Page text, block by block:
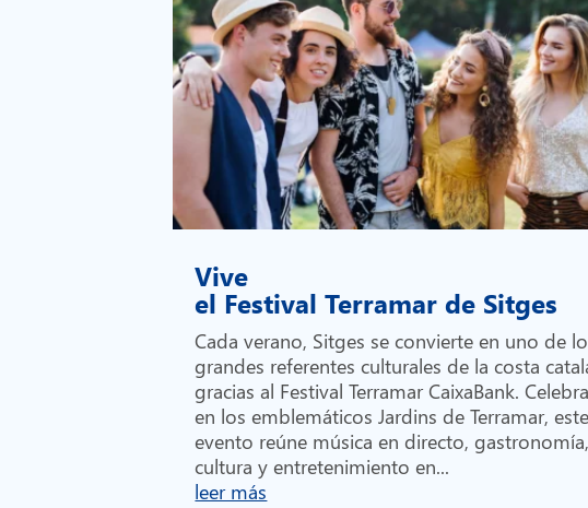
Vive
el Festival Terramar de Sitges
Cada verano, Sitges se convierte en uno de
grandes referentes culturales de la costa
gracias al Festival Terramar CaixaBank.
en los emblemáticos Jardins de Terramar, este
evento reúne música en directo, gastronomía,
cultura y entretenimiento en...
leer más